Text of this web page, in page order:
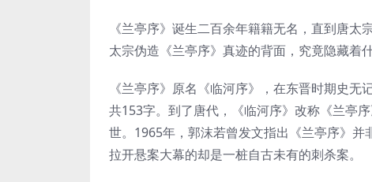
《兰亭序》诞生二百余年籍籍无名，直到唐
太宗伪造《兰亭序》真迹的背面，究竟隐藏着
《兰亭序》原名《临河序》，在东晋时期史
共153字。到了唐代，《临河序》改称《兰亭
世。1965年，郭沫若曾发文指出《兰亭序》并
拉开悬案大幕的却是一桩自古未有的刺杀案。